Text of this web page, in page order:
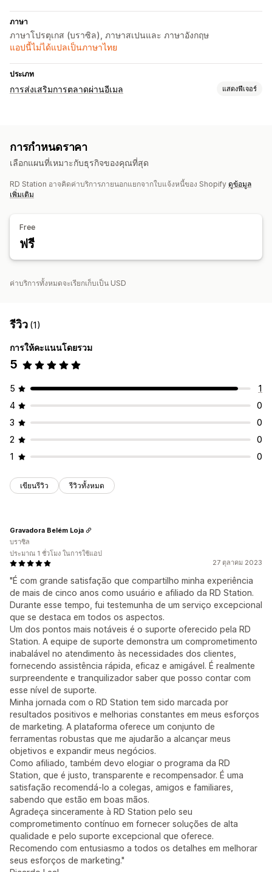
ภาษา
ภาษาโปรตุเกส (บราซิล), ภาษาสเปนและ ภาษาอังกฤษ
แอปนี้ไม่ได้แปลเป็นภาษาไทย
ประเภท
การส่งเสริมการตลาดผ่านอีเมล แสดงฟีเจอร์
การจัดการแคมเปญ
การแบ่งกลุ่ม API และเว็บฮุก
การกำหนดราคา
เลือกแผนที่เหมาะกับธุรกิจของคุณที่สุด
RD Station อาจคิดค่าบริการภายนอกแยกจากใบแจ้งหนี้ของ Shopify ดูข้อมูล
เพิ่มเติม
Free
ฟรี
ค่าบริการทั้งหมดจะเรียกเก็บเป็น USD
รีวิว (1)
การให้คะแนนโดยรวม
5
5
1
4
0
3
0
2
0
1
0
เขียนรีวิว รีวิวทั้งหมด
27 ตุลาคม 2023
"É com grande satisfação que compartilho minha experiência
de mais de cinco anos como usuário e afiliado da RD Station.
Durante esse tempo, fui testemunha de um serviço excepcional
que se destaca em todos os aspectos.
Um dos pontos mais notáveis ​​é o suporte oferecido pela RD
Station. A equipe de suporte demonstra um comprometimento
inabalável no atendimento às necessidades dos clientes,
fornecendo assistência rápida, eficaz e amigável. É realmente
surpreendente e tranquilizador saber que posso contar com
esse nível de suporte.
Minha jornada com o RD Station tem sido marcada por
resultados positivos e melhorias constantes em meus esforços
de marketing. A plataforma oferece um conjunto de
ferramentas robustas que me ajudarão a alcançar meus
objetivos e expandir meus negócios.
Como afiliado, também devo elogiar o programa da RD
Station, que é justo, transparente e recompensador. É uma
satisfação recomendá-lo a colegas, amigos e familiares,
sabendo que estão em boas mãos.
Agradeça sinceramente à RD Station pelo seu
comprometimento contínuo em fornecer soluções de alta
qualidade e pelo suporte excepcional que oferece.
Recomendo com entusiasmo a todos os detalhes em melhorar
seus esforços de marketing."
Gravadora Belém Loja
บราซิล
ประมาณ 1 ชั่วโมง ในการใช้แอป